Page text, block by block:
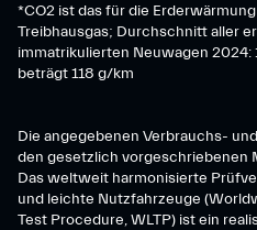
*CO2 ist das für die
Treibhausgas; Durchschnitt aller
immatrikulierten Neuwagen
beträgt 118 g/km
Die angegebenen Verbrauchs-
den gesetzlich vorgeschriebenen
Das weltweit harmonisierte
und leichte Nutzfahrzeuge
Test Procedure, WLTP) ist ein